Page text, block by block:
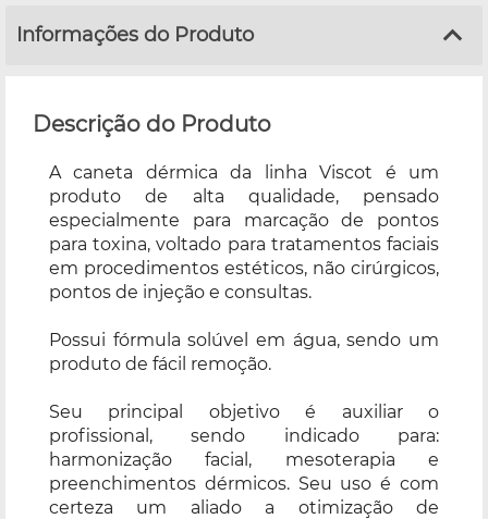
Informações do Produto
Descrição do Produto
A caneta dérmica da linha Viscot é um
produto de alta qualidade, pensado
especialmente para marcação de pontos
para toxina, voltado para tratamentos faciais
em procedimentos estéticos, não cirúrgicos,
pontos de injeção e consultas.
Possui fórmula solúvel em água, sendo um
produto de fácil remoção.
Seu principal objetivo é auxiliar o
profissional, sendo indicado para:
harmonização facial, mesoterapia e
preenchimentos dérmicos. Seu uso é com
certeza um aliado a otimização de